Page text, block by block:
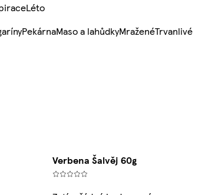
Léto
PekárnaMaso a lahůdkyMraženéTrvanlivé
Verbena Šalvěj 60g